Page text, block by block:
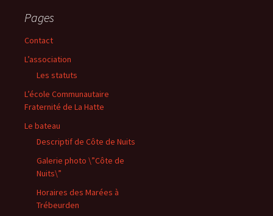
Pages
Contact
L’association
Les statuts
L’école Communautaire
Fraternité de La Hatte
Le bateau
Descriptif de Côte de Nuits
Galerie photo \”Côte de
Nuits\”
Horaires des Marées à
Trébeurden